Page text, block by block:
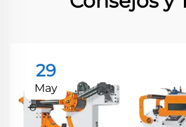
29
May